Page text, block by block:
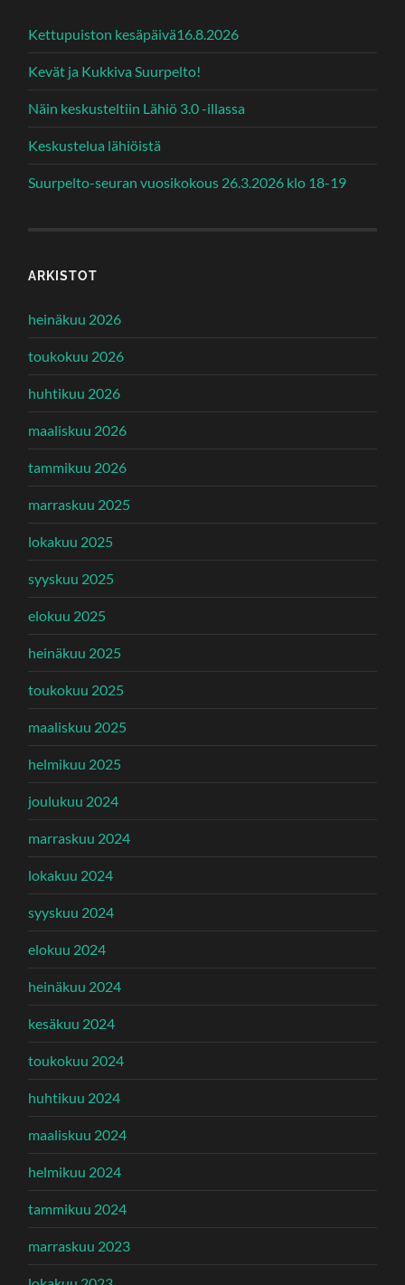
Kettupuiston kesäpäivä16.8.2026
Kevät ja Kukkiva Suurpelto!
Näin keskusteltiin Lähiö 3.0 -illassa
Keskustelua lähiöistä
Suurpelto-seuran vuosikokous 26.3.2026 klo 18-19
ARKISTOT
heinäkuu 2026
toukokuu 2026
huhtikuu 2026
maaliskuu 2026
tammikuu 2026
marraskuu 2025
lokakuu 2025
syyskuu 2025
elokuu 2025
heinäkuu 2025
toukokuu 2025
maaliskuu 2025
helmikuu 2025
joulukuu 2024
marraskuu 2024
lokakuu 2024
syyskuu 2024
elokuu 2024
heinäkuu 2024
kesäkuu 2024
toukokuu 2024
huhtikuu 2024
maaliskuu 2024
helmikuu 2024
tammikuu 2024
marraskuu 2023